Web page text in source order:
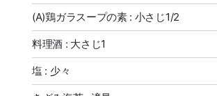
(A)鶏ガラスープの素 : 小さじ1/2
料理酒 : 大さじ1
塩 : 少々